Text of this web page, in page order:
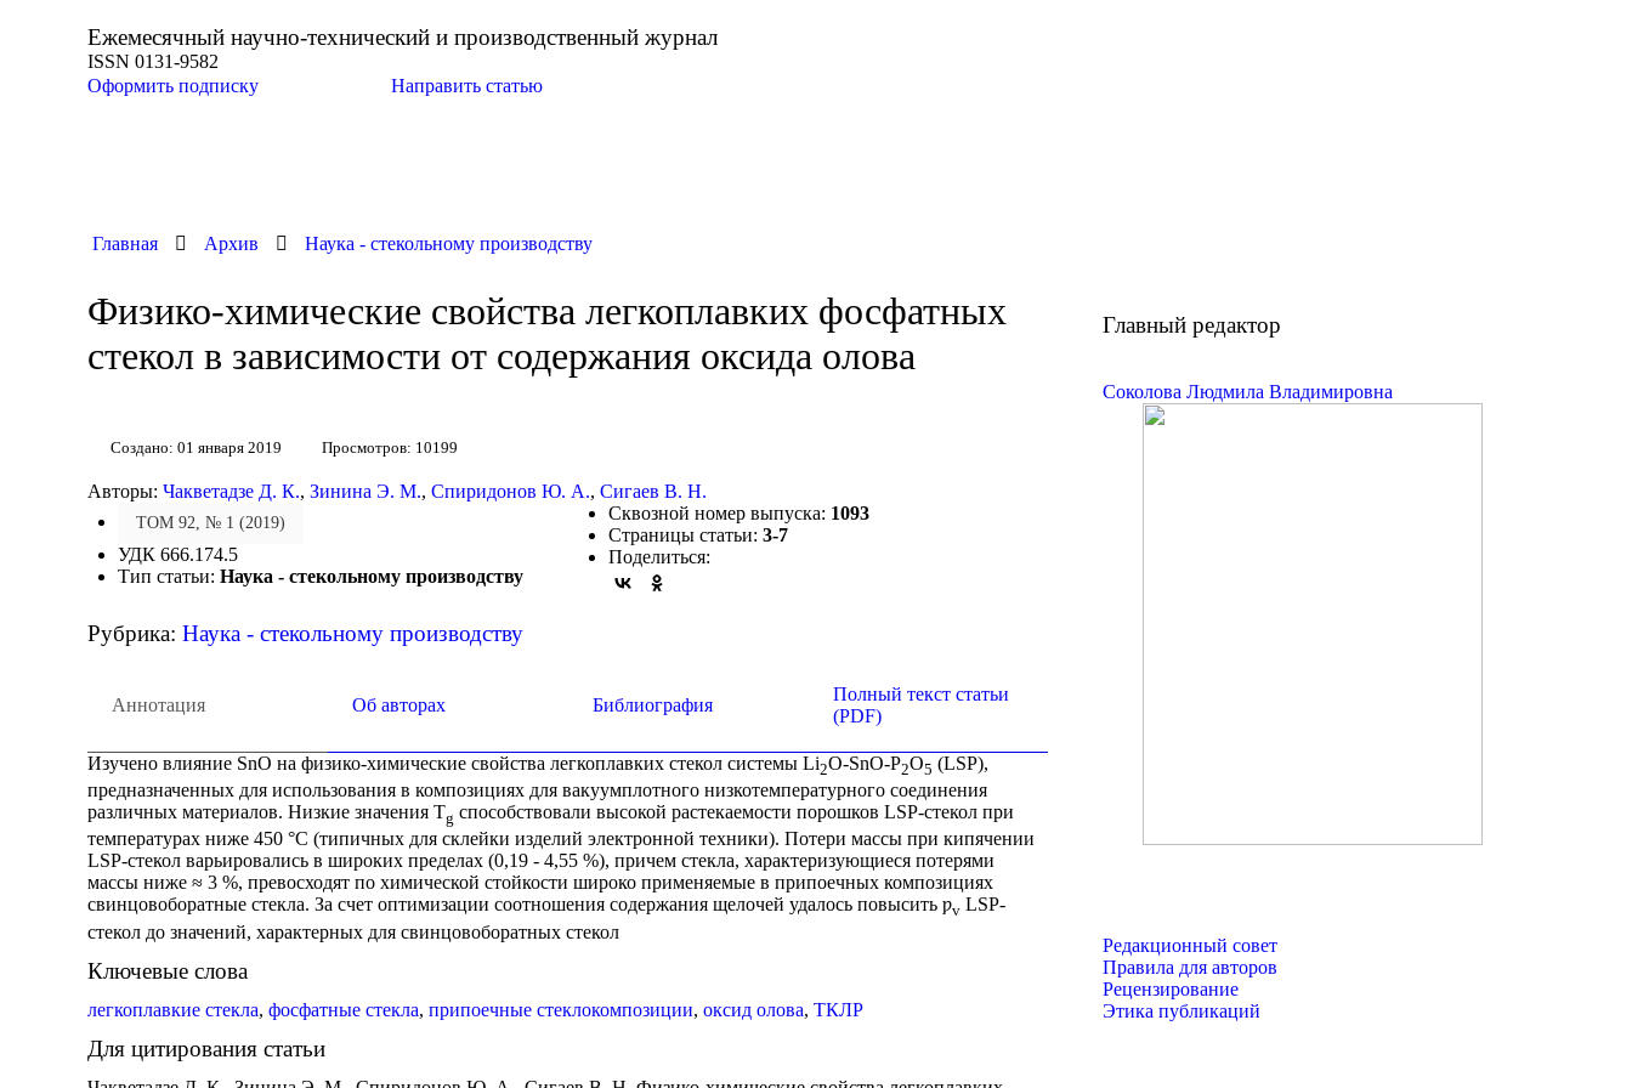
Ежемесячный научно-технический и производственный журнал
ISSN 0131-9582
Оформить подписку
Направить статью
Главная Архив Наука - стекольному производству
Физико-химические свойства легкоплавких фосфатных
стекол в зависимости от содержания оксида олова
Создано: 01 января 2019 Просмотров: 10199
Авторы: Чакветадзе Д. К., Зинина Э. М., Спиридонов Ю. А., Сигаев В. Н.
ТОМ 92, № 1 (2019)
УДК 666.174.5
Тип статьи: Наука - стекольному производству
Сквозной номер выпуска: 1093
Страницы статьи:3-7
Поделиться:
Рубрика: Наука - стекольному производству
Аннотация Об авторах Библиография
Полный текст статьи
(PDF)
Изучено влияние SnO на физико-химические свойства легкоплавких стекол системы Li2O-SnO-P2O5 (LSP),
предназначенных для использования в композициях для вакуумплотного низкотемпературного соединения
различных материалов. Низкие значения Tg способствовали высокой растекаемости порошков LSP-стекол при
температурах ниже 450 °С (типичных для склейки изделий электронной техники). Потери массы при кипячении
LSP-стекол варьировались в широких пределах (0,19 - 4,55 %), причем стекла, характеризующиеся потерями
массы ниже ≈ 3 %, превосходят по химической стойкости широко применяемые в припоечных композициях
свинцовоборатные стекла. За счет оптимизации соотношения содержания щелочей удалось повысить ƿv LSP-
стекол до значений, характерных для свинцовоборатных стекол
Ключевые слова
легкоплавкие стекла, фосфатные стекла, припоечные стеклокомпозиции, оксид олова, ТКЛР
Для цитирования статьи
Главный редактор
Соколова Людмила Владимировна
Редакционный совет
Правила для авторов
Рецензирование
Этика публикаций